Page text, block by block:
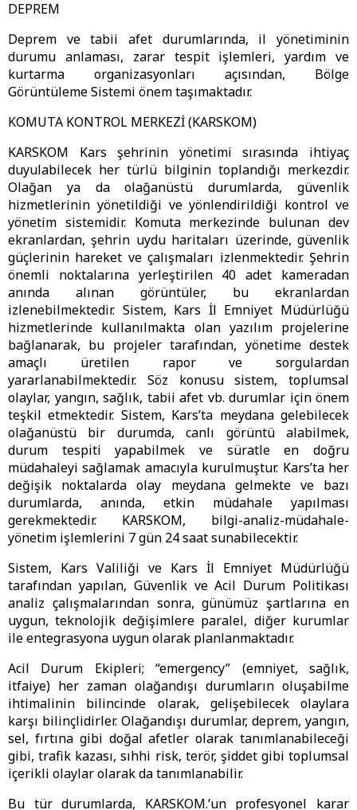
DEPREM
Deprem ve tabii afet durumlarında, il yönetiminin
durumu anlaması, zarar tespit işlemleri, yardım ve
kurtarma organizasyonları açısından, Bölge
Görüntüleme Sistemi önem taşımaktadır.
KOMUTA KONTROL MERKEZİ (KARSKOM)
KARSKOM Kars şehrinin yönetimi sırasında ihtiyaç
duyulabilecek her türlü bilginin toplandığı merkezdir.
Olağan ya da olağanüstü durumlarda, güvenlik
hizmetlerinin yönetildiği ve yönlendirildiği kontrol ve
yönetim sistemidir. Komuta merkezinde bulunan dev
ekranlardan, şehrin uydu haritaları üzerinde, güvenlik
güçlerinin hareket ve çalışmaları izlenmektedir. Şehrin
önemli noktalarına yerleştirilen 40 adet kameradan
anında alınan görüntüler, bu ekranlardan
izlenebilmektedir. Sistem, Kars İl Emniyet Müdürlüğü
hizmetlerinde kullanılmakta olan yazılım projelerine
bağlanarak, bu projeler tarafından, yönetime destek
amaçlı üretilen rapor ve sorgulardan
yararlanabilmektedir. Söz konusu sistem, toplumsal
olaylar, yangın, sağlık, tabii afet vb. durumlar için önem
teşkil etmektedir. Sistem, Kars’ta meydana gelebilecek
olağanüstü bir durumda, canlı görüntü alabilmek,
durum tespiti yapabilmek ve süratle en doğru
müdahaleyi sağlamak amacıyla kurulmuştur. Kars’ta her
değişik noktalarda olay meydana gelmekte ve bazı
durumlarda, anında, etkin müdahale yapılması
gerekmektedir. KARSKOM, bilgi-analiz-müdahale-
yönetim işlemlerini 7 gün 24 saat sunabilecektir.
Sistem, Kars Valiliği ve Kars İl Emniyet Müdürlüğü
tarafından yapılan, Güvenlik ve Acil Durum Politikası
analiz çalışmalarından sonra, günümüz şartlarına en
uygun, teknolojik değişimlere paralel, diğer kurumlar
ile entegrasyona uygun olarak planlanmaktadır.
Acil Durum Ekipleri; “emergency” (emniyet, sağlık,
itfaiye) her zaman olağandışı durumların oluşabilme
ihtimalinin bilincinde olarak, gelişebilecek olaylara
karşı bilinçlidirler. Olağandışı durumlar, deprem, yangın,
sel, fırtına gibi doğal afetler olarak tanımlanabileceği
gibi, trafik kazası, sıhhi risk, terör, şiddet gibi toplumsal
içerikli olaylar olarak da tanımlanabilir.
Bu tür durumlarda, KARSKOM.’un profesyonel karar